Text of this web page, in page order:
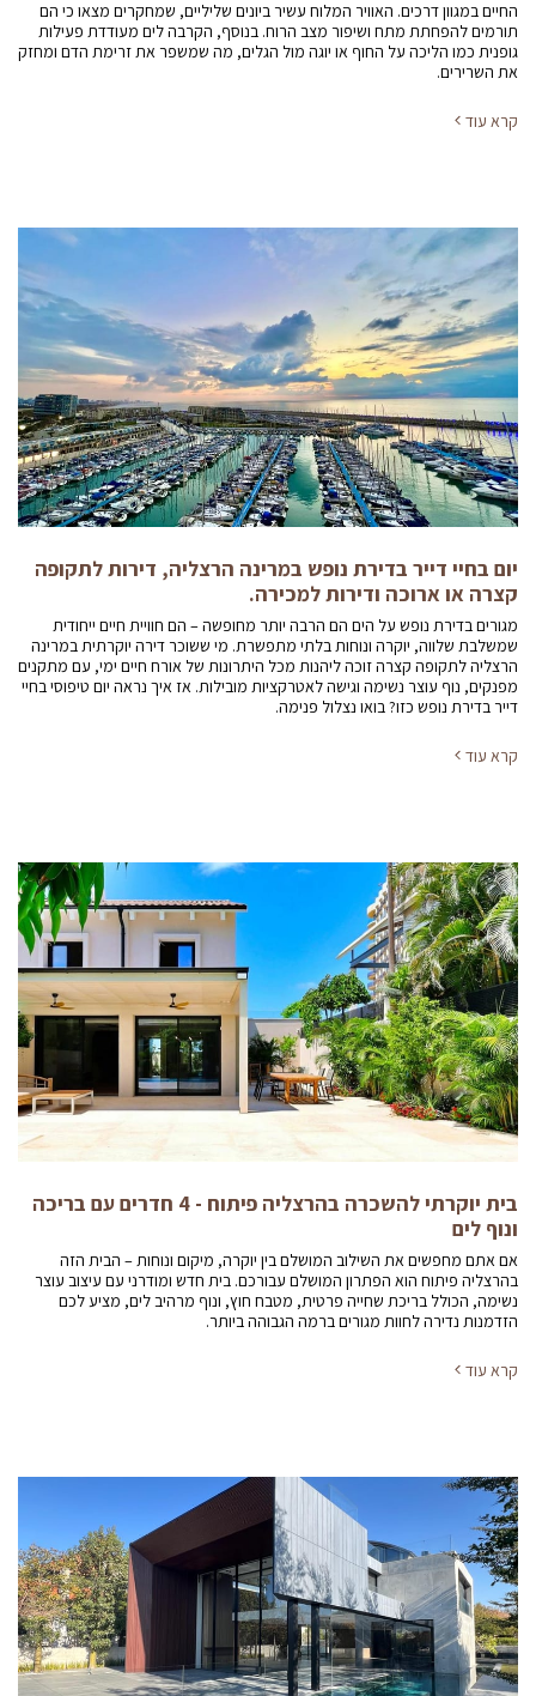
החיים במגוון דרכים. האוויר המלוח עשיר ביונים שליליים, שמחקרים מצאו כי הם
תורמים להפחתת מתח ושיפור מצב הרוח. בנוסף, הקרבה לים מעודדת פעילות
גופנית כמו הליכה על החוף או יוגה מול הגלים, מה שמשפר את זרימת הדם ומחזק
את השרירים.
קרא עוד
יום בחיי דייר בדירת נופש במרינה הרצליה, דירות לתקופה
קצרה או ארוכה ודירות למכירה.
מגורים בדירת נופש על הים הם הרבה יותר מחופשה – הם חוויית חיים ייחודית
שמשלבת שלווה, יוקרה ונוחות בלתי מתפשרת. מי ששוכר דירה יוקרתית במרינה
הרצליה לתקופה קצרה זוכה ליהנות מכל היתרונות של אורח חיים ימי, עם מתקנים
מפנקים, נוף עוצר נשימה וגישה לאטרקציות מובילות. אז איך נראה יום טיפוסי בחיי
דייר בדירת נופש כזו? בואו נצלול פנימה.
קרא עוד
בית יוקרתי להשכרה בהרצליה פיתוח - 4 חדרים עם בריכה
ונוף לים
אם אתם מחפשים את השילוב המושלם בין יוקרה, מיקום ונוחות – הבית הזה
בהרצליה פיתוח הוא הפתרון המושלם עבורכם. בית חדש ומודרני עם עיצוב עוצר
נשימה, הכולל בריכת שחייה פרטית, מטבח חוץ, ונוף מרהיב לים, מציע לכם
הזדמנות נדירה לחוות מגורים ברמה הגבוהה ביותר.
קרא עוד